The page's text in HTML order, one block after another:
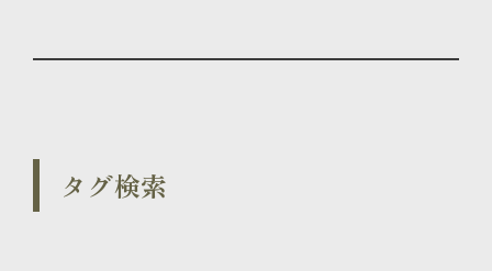
タグ検索